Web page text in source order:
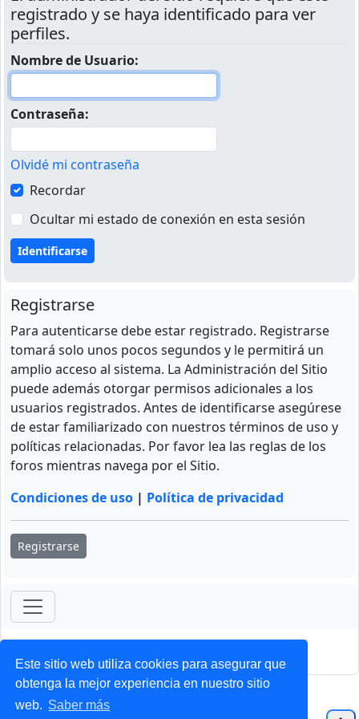
Este sitio web utiliza cookies para asegurar que
obtenga la mejor experiencia en nuestro sitio
web. Saber más
registrado y se haya identificado para ver
perfiles.
Nombre de Usuario:
Contraseña:
Olvidé mi contraseña
Recordar
Ocultar mi estado de conexión en esta sesión
Registrarse
Para autenticarse debe estar registrado. Registrarse
tomará solo unos pocos segundos y le permitirá un
amplio acceso al sistema. La Administración del Sitio
puede además otorgar permisos adicionales a los
usuarios registrados. Antes de identificarse asegúrese
de estar familiarizado con nuestros términos de uso y
políticas relacionadas. Por favor lea las reglas de los
foros mientras navega por el Sitio.
Condiciones de uso | Política de privacidad
Registrarse
ForoClub 2025
Privacidad| Condiciones